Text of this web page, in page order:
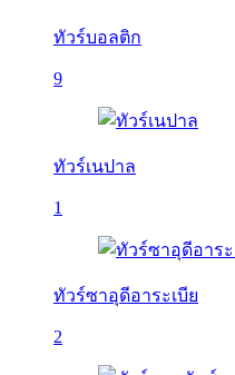
ทัวร์บอลติก
9
ทัวร์เนปาล
1
ทัวร์ซาอุดีอาระเบีย
2